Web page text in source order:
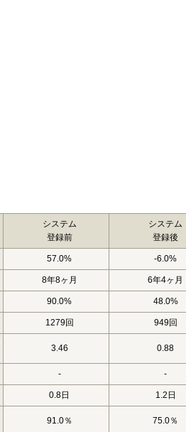
システム
登録前
システム
登録後
57.0% -6.0%
8年8ヶ月 6年4ヶ月
90.0% 48.0%
1279回 949回
3.46 0.88
- -
0.8日 1.2日
91.0％ 75.0％